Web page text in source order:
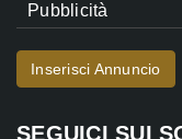
Pubblicità
Inserisci Annuncio
SEGUICI SUI